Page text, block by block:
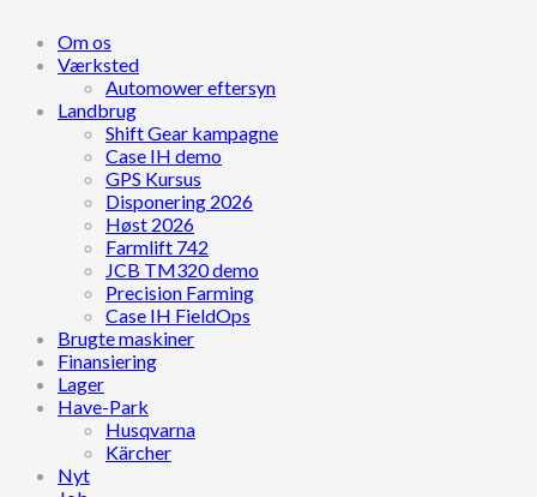
Om os
Værksted
Automower eftersyn
Landbrug
Shift Gear kampagne
Case IH demo
GPS Kursus
Disponering 2026
Høst 2026
Farmlift 742
JCB TM320 demo
Precision Farming
Case IH FieldOps
Brugte maskiner
Finansiering
Lager
Have-Park
Husqvarna
Kärcher
Nyt